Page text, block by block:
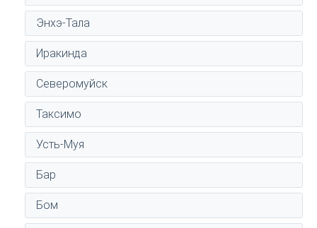
Энхэ-Тала
Иракинда
Северомуйск
Таксимо
Усть-Муя
Бар
Бом